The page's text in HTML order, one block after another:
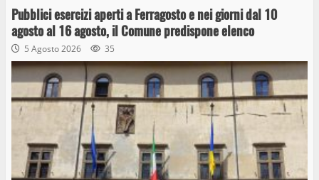
Pubblici esercizi aperti a Ferragosto e nei giorni dal 10
agosto al 16 agosto, il Comune predispone elenco
5 Agosto 2026 35